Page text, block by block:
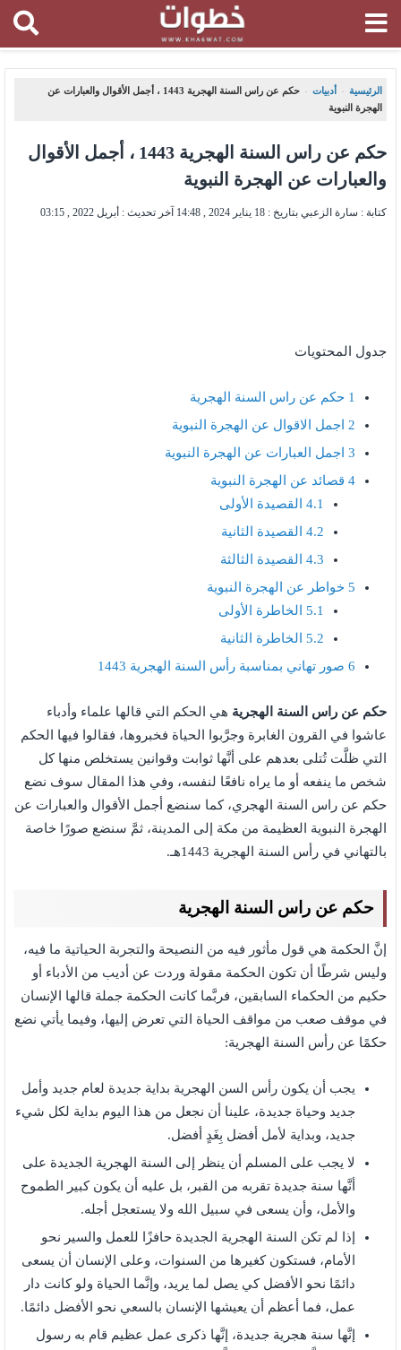
الرئيسية ، أدبيات ،
حكم عن راس السنة الهجرية 1443 ، أجمل الأقوال والعبارات عن
الهجرة النبوية
حكم عن راس السنة الهجرية 1443 ، أجمل الأقوال
والعبارات عن الهجرة النبوية
كتابة : سارة الزعبي بتاريخ : 18 يناير 2024 , 14:48 آخر تحديث : أبريل 2022 , 03:15
جدول المحتويات
1 حكم عن راس السنة الهجرية
2 اجمل الاقوال عن الهجرة النبوية
3 اجمل العبارات عن الهجرة النبوية
4 قصائد عن الهجرة النبوية
4.1 القصيدة الأولى
4.2 القصيدة الثانية
4.3 القصيدة الثالثة
5 خواطر عن الهجرة النبوية
5.1 الخاطرة الأولى
5.2 الخاطرة الثانية
6 صور تهاني بمناسبة رأس السنة الهجرية 1443
حكم عن راس السنة الهجرية هي الحكم التي قالها علماء وأدباء
عاشوا في القرون الغابرة وجرَّبوا الحياة فخبروها، فقالوا فيها الحكم
التي ظلَّت تُتلى بعدهم على أنَّها ثوابت وقوانين يستخلص منها كل
شخص ما ينفعه أو ما يراه نافعًا لنفسه، وفي هذا المقال سوف نضع
حكم عن راس السنة الهجري، كما سنضع أجمل الأقوال والعبارات عن
الهجرة النبوية العظيمة من مكة إلى المدينة، ثمَّ سنضع صورًا خاصة
بالتهاني في رأس السنة الهجرية 1443هـ.
حكم عن راس السنة الهجرية
إنَّ الحكمة هي قول مأثور فيه من النصيحة والتجربة الحياتية ما فيه،
وليس شرطًا أن تكون الحكمة مقولة وردت عن أديب من الأدباء أو
حكيم من الحكماء السابقين، فربَّما كانت الحكمة جملة قالها الإنسان
في موقف صعب من مواقف الحياة التي تعرض إليها، وفيما يأتي نضع
حكمًا عن رأس السنة الهجرية:
يجب أن يكون رأس السن الهجرية بداية جديدة لعام جديد وأمل
جديد وحياة جديدة، علينا أن نجعل من هذا اليوم بداية لكل شيء
جديد، وبداية لأمل أفضل بِغَدٍ أفضل.
لا يجب على المسلم أن ينظر إلى السنة الهجرية الجديدة على
أنَّها سنة جديدة تقربه من القبر، بل عليه أن يكون كبير الطموح
والأمل، وأن يسعى في سبيل الله ولا يستعجل أجله.
إذا لم تكن السنة الهجرية الجديدة حافزًا للعمل والسير نحو
الأمام، فستكون كغيرها من السنوات، وعلى الإنسان أن يسعى
دائمًا نحو الأفضل كي يصل لما يريد، وإنَّما الحياة ولو كانت دار
عمل، فما أعظم أن يعيشها الإنسان بالسعي نحو الأفضل دائمًا.
إنَّها سنة هجرية جديدة، إنَّها ذكرى عمل عظيم قام به رسول